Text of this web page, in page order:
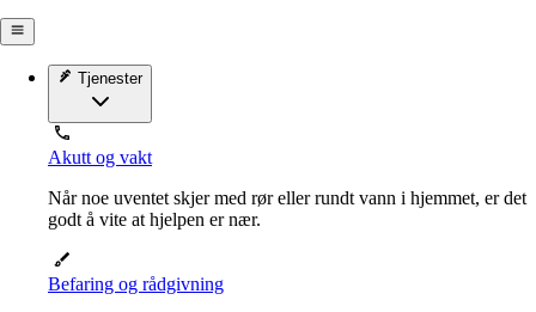
Tjenester
Akutt og vakt
Når noe uventet skjer med rør eller rundt vann i hjemmet, er det
godt å vite at hjelpen er nær.
Befaring og rådgivning